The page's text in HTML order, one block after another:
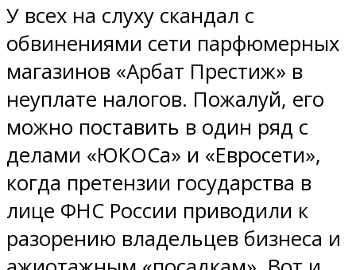
У всех на слуху скандал с
обвинениями сети парфюмерных
магазинов «Арбат Престиж» в
неуплате налогов. Пожалуй, его
можно поставить в один ряд с
делами «ЮКОСа» и «Евросети»,
когда претензии государства в
лице ФНС России приводили к
разорению владельцев бизнеса и